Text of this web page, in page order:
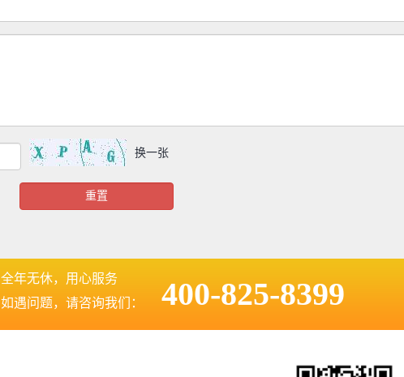
换一张
全年无休，用心服务
如遇问题，请咨询我们：
400-825-8399